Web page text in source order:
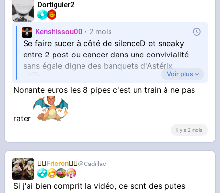
Dortiguier2
Kenshissou00 2 mois
Se faire sucer à côté de silenceD et sneaky
entre 2 post ou cancer dans une convivialité
sans égale digne des banquets d'Astérix
Voir plus
Nonante euros les 8 pipes c'est un train à ne pas
rater
il y a 2 mois
🧝‍♀️Frieren🧝‍♀️ Cadillac
Si j'ai bien comprit la vidéo, ce sont des putes